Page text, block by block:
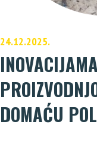
24.12.2025.
DOMAĆU